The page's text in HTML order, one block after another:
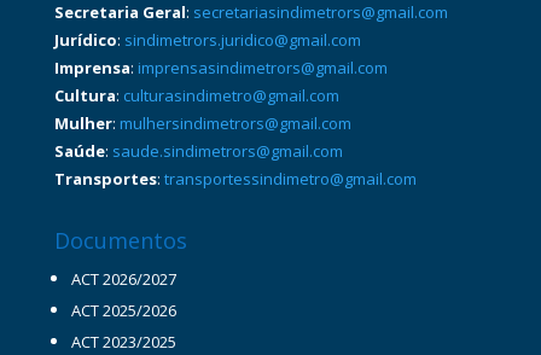
Secretaria Geral: secretariasindimetrors@gmail.com
Jurídico: sindimetrors.juridico@gmail.com
Imprensa: imprensasindimetrors@gmail.com
Cultura: culturasindimetro@gmail.com
Mulher: mulhersindimetrors@gmail.com
Saúde: saude.sindimetrors@gmail.com
Transportes: transportessindimetro@gmail.com
Documentos
ACT 2026/2027
ACT 2025/2026
ACT 2023/2025